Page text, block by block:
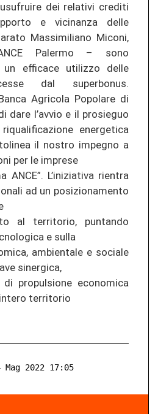
dei relativi crediti
e vicinanza delle
Massimiliano Miconi,
Palermo – sono
un efficace utilizzo delle
dal superbonus.
Agricola Popolare di
dare l’avvio e il prosieguo
energetica
il nostro impegno a
per le imprese
ANCE”. L’iniziativa rientra
ad un posizionamento
al territorio, puntando
e sulla
ambientale e sociale
sinergica,
propulsione economica
territorio
Mag 2022 17:05